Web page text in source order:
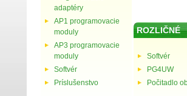
adaptéry
AP1 programovacie
moduly
AP3 programovacie
moduly
Softvér
Príslušenstvo
ROZLIČNÉ
Softvér
PG4UW
Počitadlo